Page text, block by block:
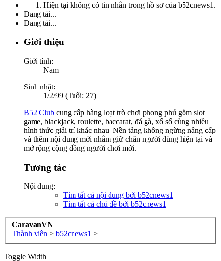
Hiện tại không có tin nhắn trong hồ sơ của b52cnews1.
Đang tải...
Đang tải...
Giới thiệu
Giới tính:
Nam
Sinh nhật:
1/2/99 (Tuổi: 27)
B52 Club cung cấp hàng loạt trò chơi phong phú gồm slot
game, blackjack, roulette, baccarat, đá gà, xổ số cùng nhiều
hình thức giải trí khác nhau. Nền tảng không ngừng nâng cấp
và thêm nội dung mới nhằm giữ chân người dùng hiện tại và
mở rộng cộng đồng người chơi mới.
Tương tác
Nội dung:
Tìm tất cả nội dung bởi b52cnews1
Tìm tất cả chủ đề bởi b52cnews1
CaravanVN
Thành viên > b52cnews1 >
Toggle Width